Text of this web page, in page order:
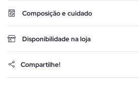
Composição e cuidado
Disponibilidade na loja
Compartilhe!